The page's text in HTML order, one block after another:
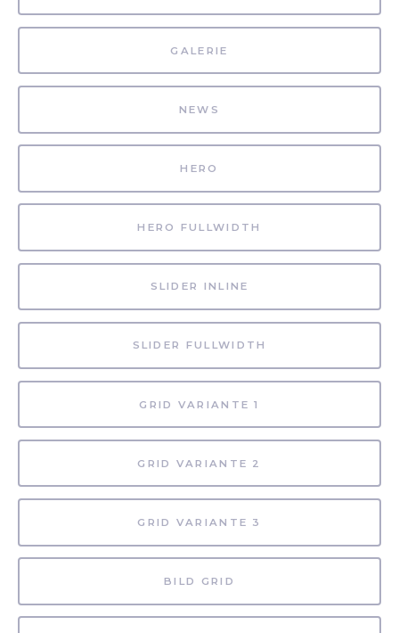
GALERIE
NEWS
HERO
HERO FULLWIDTH
SLIDER INLINE
SLIDER FULLWIDTH
GRID VARIANTE 1
GRID VARIANTE 2
GRID VARIANTE 3
BILD GRID